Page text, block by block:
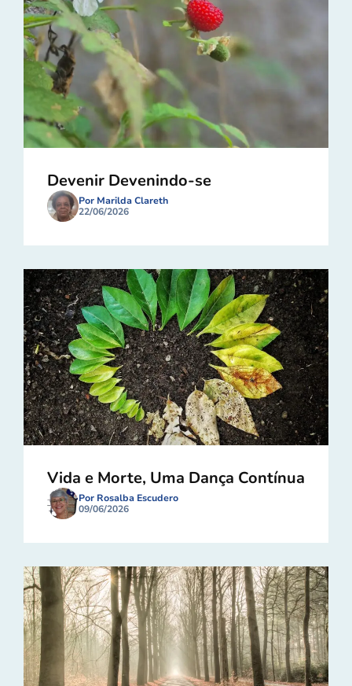
Devenir Devenindo-se
Por Marilda Clareth
22/06/2026
Vida e Morte, Uma Dança Contínua
Por Rosalba Escudero
09/06/2026